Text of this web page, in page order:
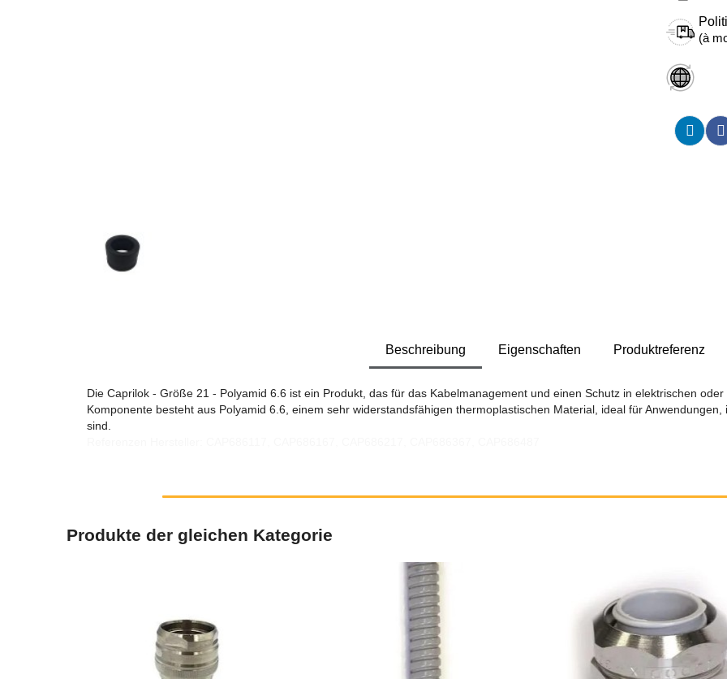
(à
Beschreibung Eigenschaften Produktreferenz
Die Caprilok - Größe 21 - Polyamid 6.6 ist ein Produkt, das für das Kabelmanagement und einen Schutz in elektrischen
Komponente besteht aus Polyamid 6.6, einem sehr widerstandsfähigen thermoplastischen Material, ideal für
sind.
Produkte der gleichen Kategorie